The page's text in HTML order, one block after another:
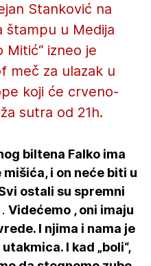
Stanković na
štampu u Medija
Mitić“ izneo je
meč za ulazak u
koji će crveno-
sutra od 21h.
biltena Falko ima
i on neće biti u
ostali su spremni
. Videćemo , oni imaju
I njima i nama je
I kad „boli“,